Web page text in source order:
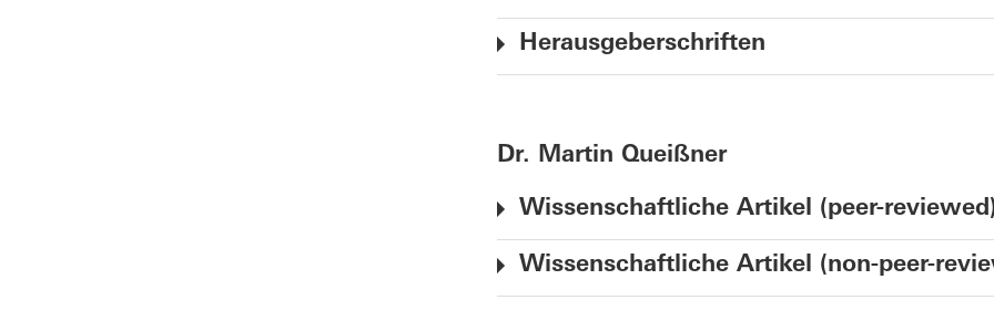
Herausgeberschriften
Dr. Martin Queißner
Wissenschaftliche Artikel (peer-
Wissenschaftliche Artikel (non-peer-